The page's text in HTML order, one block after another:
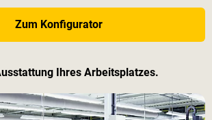
Zum Konfigurator
Ihres Arbeitsplatzes.